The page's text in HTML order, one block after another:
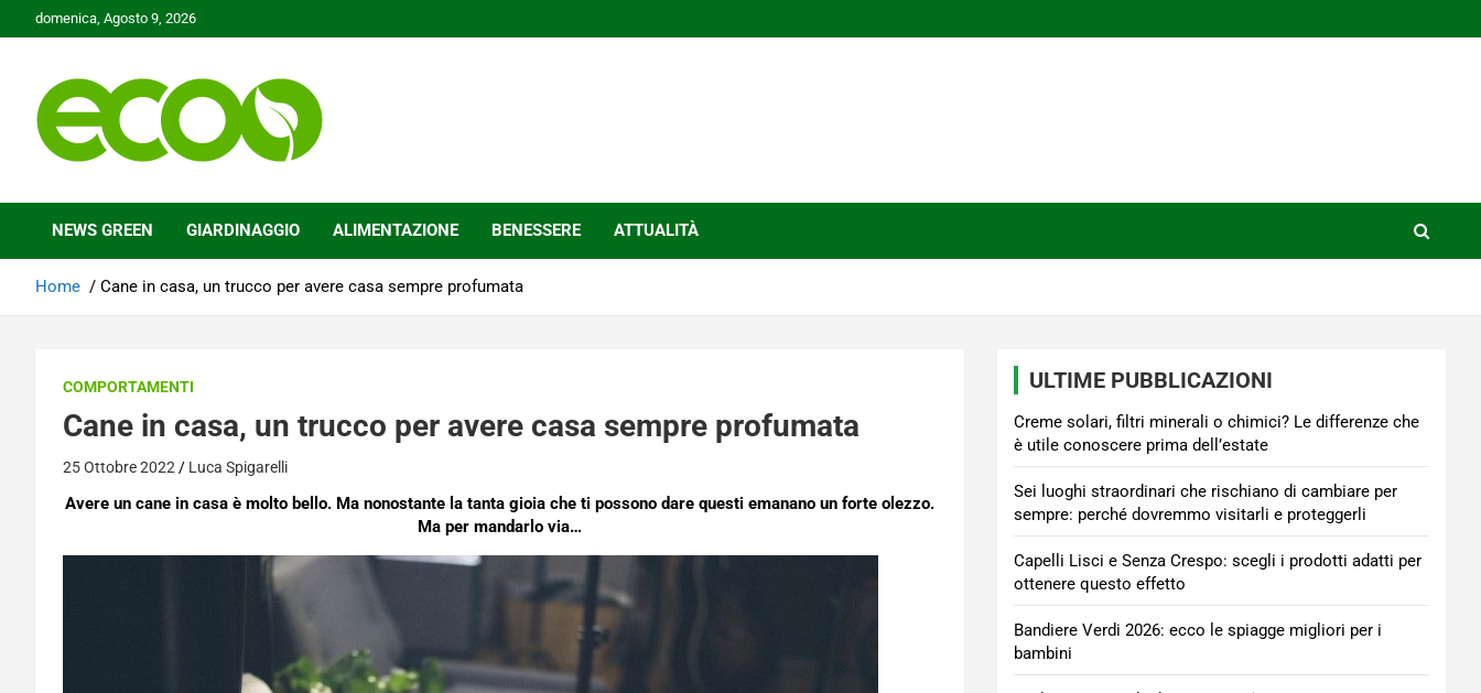
to
domenica, Agosto 9, 2026
Ecoo.it
NEWS GREEN GIARDINAGGIO ALIMENTAZIONE BENESSERE ATTUALITÀ
Home Cane in casa, un trucco per avere casa sempre profumata
COMPORTAMENTI
Cane in casa, un trucco per avere casa sempre profumata
25 Ottobre 2022 Luca Spigarelli
Avere un cane in casa è molto bello. Ma nonostante la tanta gioia che ti possono dare questi emanano un forte olezzo.
Ma per mandarlo via…
ULTIME PUBBLICAZIONI
Creme solari, filtri minerali o chimici? Le differenze che
è utile conoscere prima dell’estate
Sei luoghi straordinari che rischiano di cambiare per
sempre: perché dovremmo visitarli e proteggerli
Capelli Lisci e Senza Crespo: scegli i prodotti adatti per
ottenere questo effetto
Bandiere Verdi 2026: ecco le spiagge migliori per i
bambini